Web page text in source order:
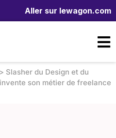
Aller sur lewagon.com
> Slasher du Design et du
son métier de freelance